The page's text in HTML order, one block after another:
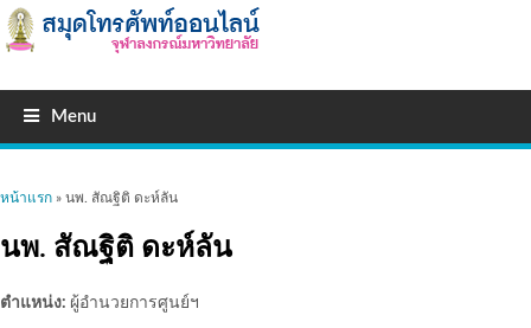
Menu
คุณอยู่ที่นี่
หน้าแรก » นพ. สัณฐิติ ดะห์ลัน
นพ. สัณฐิติ ดะห์ลัน
ตำแหน่ง: ผู้อำนวยการศูนย์ฯ